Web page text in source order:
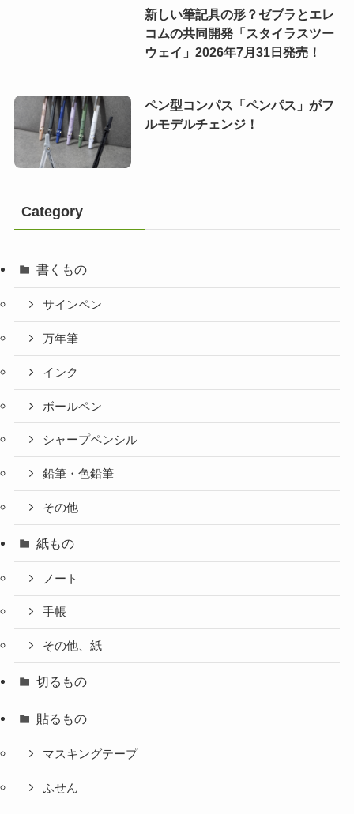
新しい筆記具の形？ゼブラとエレ
コムの共同開発「スタイラスツー
ウェイ」2026年7月31日発売！
ペン型コンパス「ペンパス」がフ
ルモデルチェンジ！
Category
書くもの
サインペン
万年筆
インク
ボールペン
シャープペンシル
鉛筆・色鉛筆
その他
紙もの
ノート
手帳
その他、紙
切るもの
貼るもの
マスキングテープ
ふせん